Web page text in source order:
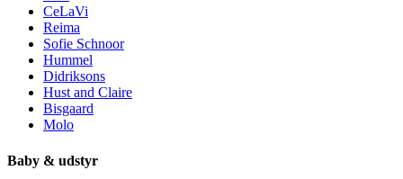
CeLaVi
Reima
Sofie Schnoor
Hummel
Didriksons
Hust and Claire
Bisgaard
Molo
Baby & udstyr